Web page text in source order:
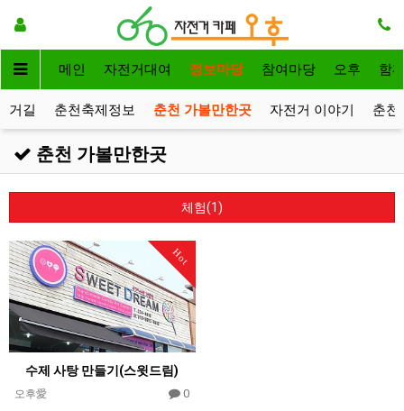
메인 자전거대여 정보마당 참여마당 오후 함
거길 춘천축제정보 춘천 가볼만한곳 자전거 이야기 춘천
춘천 가볼만한곳
체험(1)
Hot
수제 사탕 만들기(스윗드림)
오후愛 0